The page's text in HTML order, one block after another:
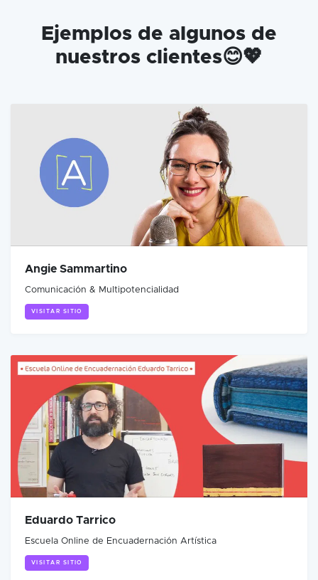
Ejemplos de algunos de
nuestros clientes😊💖
Angie Sammartino
Comunicación & Multipotencialidad
VISITAR SITIO
Eduardo Tarrico
Escuela Online de Encuadernación Artística
VISITAR SITIO